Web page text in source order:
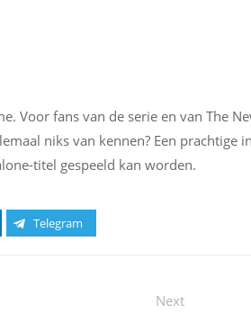
Voor fans van de serie en van The
niks van kennen? Een prachtige
titel gespeeld kan worden.
Telegram
Next